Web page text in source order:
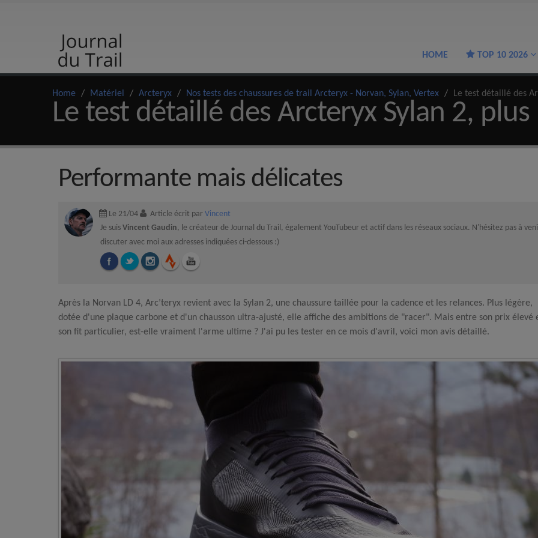
HOME TOP 10 2026
Home / Matériel / Arcteryx / Nos tests des chaussures de trail Arcteryx - Norvan, Sylan, Vertex / Le test détaillé des
Le test détaillé des Arcteryx Sylan 2, plus
Performante mais délicates
Le 21/04 Article écrit par Vincent
Je suis Vincent Gaudin, le créateur de Journal du Trail, également YouTubeur et actif dans les réseaux sociaux. N'hésitez pas à
discuter avec moi aux adresses indiquées ci-dessous :)
Après la Norvan LD 4, Arc’teryx revient avec la Sylan 2, une chaussure taillée pour la cadence et les relances. Plus légère,
dotée d'une plaque carbone et d'un chausson ultra-ajusté, elle affiche des ambitions de "racer". Mais entre son prix élevé
son fit particulier, est-elle vraiment l'arme ultime ? J'ai pu les tester en ce mois d'avril, voici mon avis détaillé.